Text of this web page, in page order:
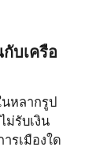
บเครือ
หลากรูป
ม่รับเงิน
รเมืองใด